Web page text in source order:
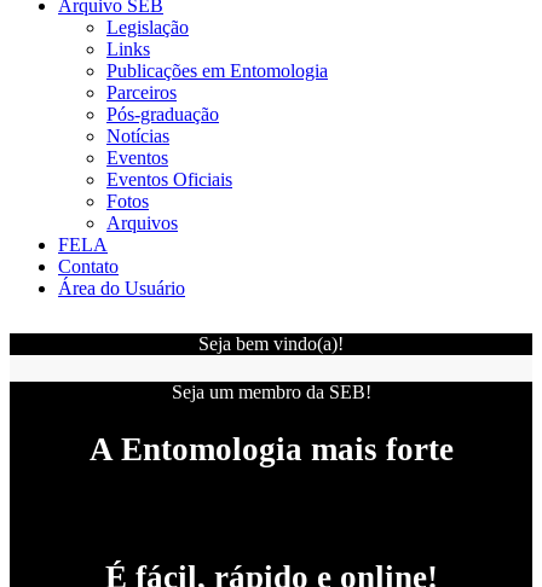
Arquivo SEB
Legislação
Links
Publicações em Entomologia
Parceiros
Pós-graduação
Notícias
Eventos
Eventos Oficiais
Fotos
Arquivos
FELA
Contato
Área do Usuário
Seja bem vindo(a)!
Seja um membro da SEB!
A Entomologia mais forte
É fácil, rápido e online!